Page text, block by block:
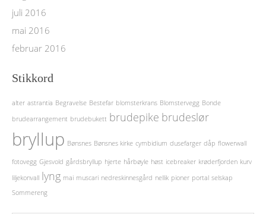
juli 2016
mai 2016
februar 2016
Stikkord
alter astrantia Begravelse Bestefar blomsterkrans Blomstervegg Bonde
brudearrangement brudebukett brudepike brudeslør
bryllup Bønsnes Bønsnes kirke cymbidium dusefarger dåp flowerwall
fotovegg Gjesvold gårdsbryllup hjerte hårbøyle høst icebreaker krøderfjorden kurv
liljekonvall lyng mai muscari nedreskinnesgård nellik pioner portal selskap
Sommereng